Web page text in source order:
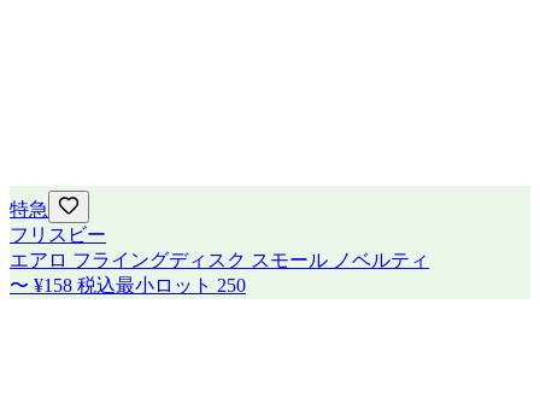
特急
フリスビー
エアロ フライングディスク スモール ノベルティ
〜 ¥158 税込最小ロット 250